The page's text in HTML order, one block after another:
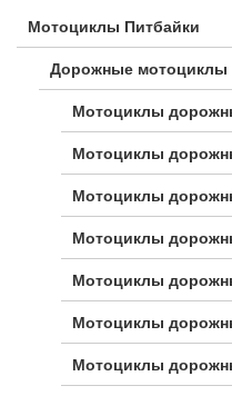
Мотоциклы Питбайки
Дорожные мотоциклы
Мотоциклы
Мотоциклы
Мотоциклы
Мотоциклы
Мотоциклы
Мотоциклы
Мотоциклы